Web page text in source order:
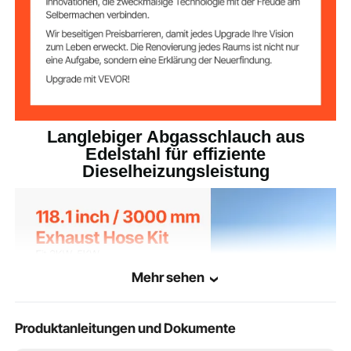
Langlebiger Abgasschlauch aus
Edelstahl für effiziente
Dieselheizungsleistung
Mehr sehen
Produktanleitungen und Dokumente